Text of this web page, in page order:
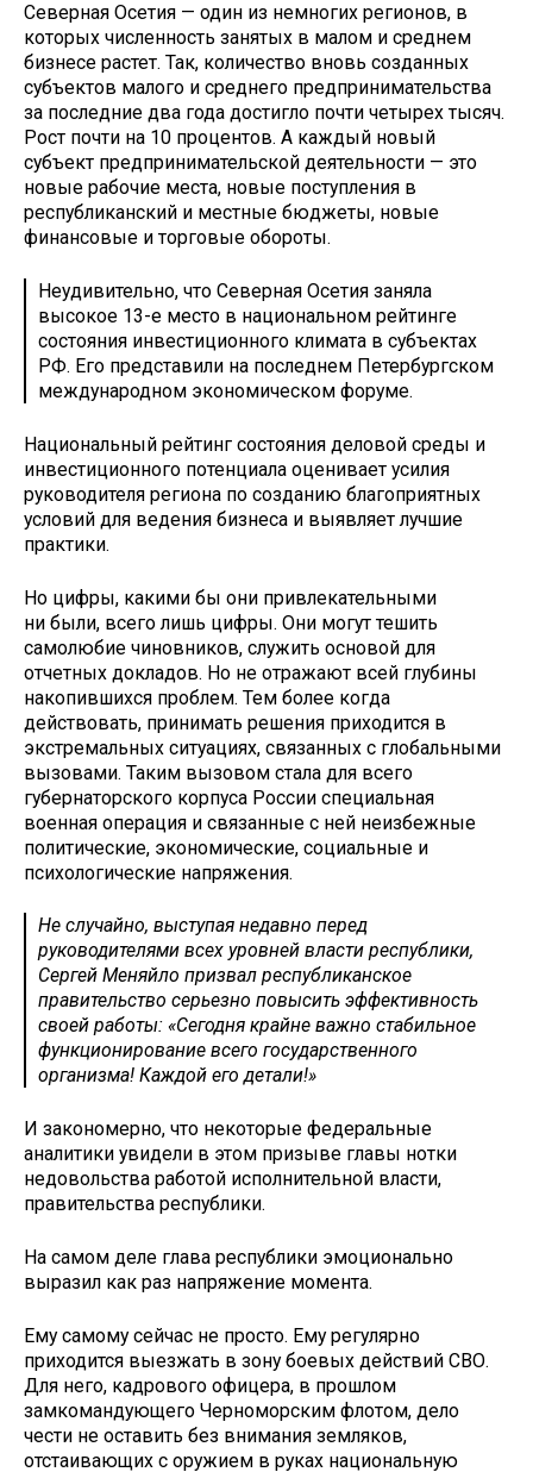
Северная Осетия — один из немногих регионов, в
которых численность занятых в малом и среднем
бизнесе растет. Так, количество вновь созданных
субъектов малого и среднего предпринимательства
за последние два года достигло почти четырех тысяч.
Рост почти на 10 процентов. А каждый новый
субъект предпринимательской деятельности — это
новые рабочие места, новые поступления в
республиканский и местные бюджеты, новые
финансовые и торговые обороты.
Неудивительно, что Северная Осетия заняла
высокое 13-е место в национальном рейтинге
состояния инвестиционного климата в субъектах
РФ. Его представили на последнем Петербургском
международном экономическом форуме.
Национальный рейтинг состояния деловой среды и
инвестиционного потенциала оценивает усилия
руководителя региона по созданию благоприятных
условий для ведения бизнеса и выявляет лучшие
практики.
Но цифры, какими бы они привлекательными
ни были, всего лишь цифры. Они могут тешить
самолюбие чиновников, служить основой для
отчетных докладов. Но не отражают всей глубины
накопившихся проблем. Тем более когда
действовать, принимать решения приходится в
экстремальных ситуациях, связанных с глобальными
вызовами. Таким вызовом стала для всего
губернаторского корпуса России специальная
военная операция и связанные с ней неизбежные
политические, экономические, социальные и
психологические напряжения.
Не случайно, выступая недавно перед
руководителями всех уровней власти республики,
Сергей Меняйло призвал республиканское
правительство серьезно повысить эффективность
своей работы:​ «Сегодня крайне важно стабильное
функционирование всего государственного
организма! Каждой его детали!»
И закономерно, что некоторые федеральные
аналитики увидели в этом призыве главы нотки
недовольства работой исполнительной власти,
правительства республики.
На самом деле глава республики эмоционально
выразил как раз напряжение момента.
Ему самому сейчас не просто. Ему регулярно
приходится выезжать в зону боевых действий СВО.
Для него, кадрового офицера, в прошлом
замкомандующего Черноморским флотом, дело
чести не оставить без внимания земляков,
отстаивающих с оружием в руках национальную